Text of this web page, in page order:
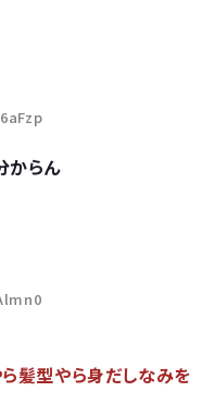
からん
髪型やら身だしなみを